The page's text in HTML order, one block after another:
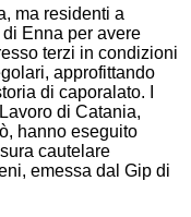
ma residenti a
Enna per avere
terzi in condizioni
approfittando
di caporalato. I
di Catania,
hanno eseguito
cautelare
emessa dal Gip di